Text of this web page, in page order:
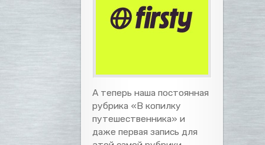
А теперь наша постоянная
рубрика «В копилку
путешественника» и
даже первая запись для